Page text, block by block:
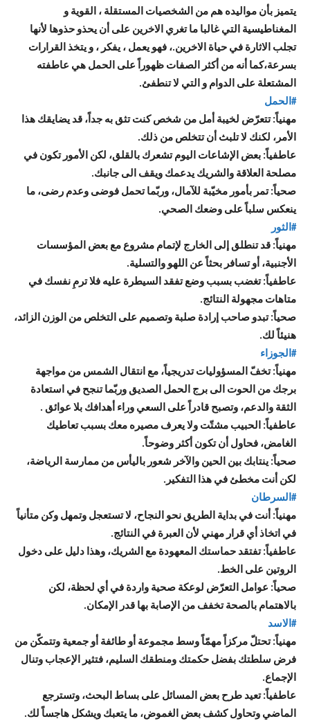
يتميز بأن مواليده هم من الشخصيات المستقلة ، القوية و
المغناطيسية التي غالبا ما تغري الاخرين على أن يحذو حذوها لأنها
تجلب الاثارة في حياة الاخرين.، فهو يعمل ، يفكر ، و يتخذ القرارات
بسرعة،كما أنه من أكثر الصفات ظهوراً على الحمل هي عاطفته
المشتعلة على الدوام و التي لا تنطفئ.
#الحمل
مهنياً: تتعرّض لخيبة أمل من شخص كنت تثق به جداً، قد يضايقك هذا
الأمر، لكنك لا تلبث أن تتخلص من ذلك.
عاطفياً: بعض الإشاعات اليوم تشعرك بالقلق، لكن الأمور تكون في
مصلحة العلاقة والشريك يدعمك ويقف الى جانبك.
صحياً: تمر بأمور مخيّبة للآمال، وربّما تحمل فوضى وعدم رضى، ما
ينعكس سلباً على وضعك الصحي.
#الثور
مهنياً: قد تنطلق إلى الخارج لإتمام مشروع مع بعض المؤسسات
الأجنبية، أو تسافر بحثاً عن اللهو والتسلية.
عاطفياً: تغضب بسبب وضع تفقد السيطرة عليه فلا ترمِ نفسك في
متاهات مجهولة النتائج.
صحياً: تبدو صاحب إرادة صلبة وتصميم على التخلص من الوزن الزائد،
هنيئاً لك.
#الجوزاء
مهنياً: تخفّ المسؤوليات تدريجياً، مع انتقال الشمس من مواجهة
برجك من الحوت الى برج الحمل الصديق وربّما تنجح في استعادة
الثقة والدعم، وتصبح قادراً على السعي وراء أهدافك بلا عوائق .
عاطفياً: الحبيب مشتّت ولا يعرف مصيره معك بسبب تعاطيك
الغامض، فحاول أن تكون أكثر وضوحاً.
صحياً: ينتابك بين الحين والآخر شعور باليأس من ممارسة الرياضة،
لكن أنت مخطئ في هذا التفكير.
#السرطان
مهنياً: أنت في بداية الطريق نحو النجاح، لا تستعجل وتمهل وكن متأنياً
في اتخاذ أي قرار مهني لأن العبرة في النتائج.
عاطفياً: تفتقد حماستك المعهودة مع الشريك، وهذا دليل على دخول
الروتين على الخط.
صحياً: عوامل التعرّض لوعكة صحية واردة في أي لحظة، لكن
بالاهتمام بالصحة تخفف من الإصابة بها قدر الإمكان.
#الاسد
مهنياً: تحتلّ مركزاً مهمّاً وسط مجموعة أو طائفة أو جمعية وتتمكّن من
فرض سلطتك بفضل حكمتك ومنطقك السليم، فتثير الإعجاب وتنال
الإجماع.
عاطفياً: تعيد طرح بعض المسائل على بساط البحث، وتسترجع
الماضي وتحاول كشف بعض الغموض، ما يتعبك ويشكل هاجساً لك.